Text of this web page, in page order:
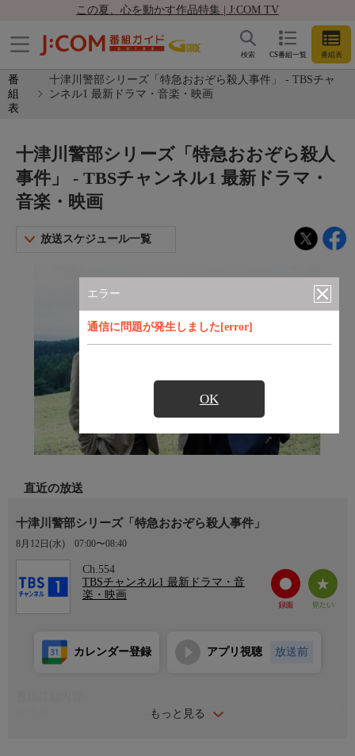
この夏、心を動かす作品特集 | J:COM TV
CS番組一覧 番組表
検索
番
組
表
十津川警部シリーズ「特急おおぞら殺人事件」 - TBSチャ
ンネル1 最新ドラマ・音楽・映画
エラー
通信に問題が発生しました[error]
OK
十津川警部シリーズ「特急おおぞら殺人
事件」 - TBSチャンネル1 最新ドラマ・
音楽・映画
放送スケジュール一覧
直近の放送
十津川警部シリーズ「特急おおぞら殺人事件」
8月12日(水) 07:00〜08:40
Ch.554
TBSチャンネル1 最新ドラマ・音
楽・映画
もっと見る
カレンダー登録 アプリ視聴 放送前